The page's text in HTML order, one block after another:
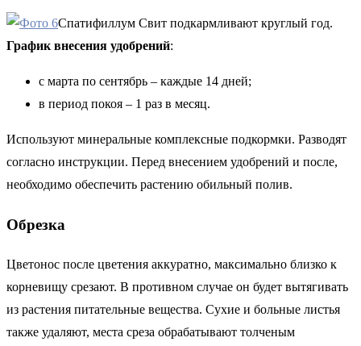
Спатифиллум Свит подкармливают круглый год.
График внесения удобрений:
с марта по сентябрь – каждые 14 дней;
в период покоя – 1 раз в месяц.
Используют минеральные комплексные подкормки. Разводят
согласно инструкции. Перед внесением удобрений и после,
необходимо обеспечить растению обильный полив.
Обрезка
Цветонос после цветения аккуратно, максимально близко к
корневищу срезают. В противном случае он будет вытягивать
из растения питательные вещества. Сухие и больные листья
также удаляют, места среза обрабатывают толченым